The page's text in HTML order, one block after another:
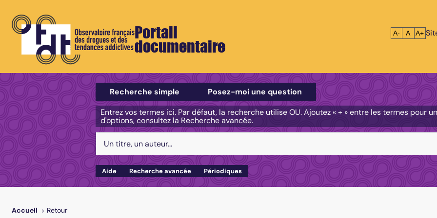
Portail
documentaire
Réduire le
A- A A+
Sélectionner un type de recherche
Recherche simple
Posez-moi une question
Entrez vos termes ici. Par défaut, la recherche utilise OU. Ajoutez « + » entre les termes pour
d'options, consultez la Recherche avancée.
Aide Recherche avancée Périodiques
Accueil Retour